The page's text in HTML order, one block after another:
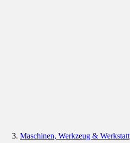
Maschinen, Werkzeug & Werkstatt